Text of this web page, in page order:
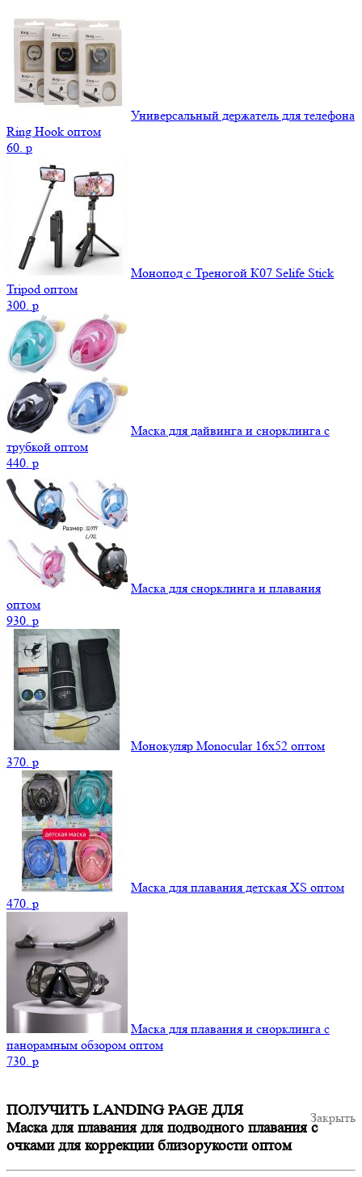
Универсальный держатель для телефона
Ring Hook оптом
60. p
Монопод с Треногой К07 Selife Stick
Tripod оптом
300. p
Маска для дайвинга и снорклинга с
трубкой оптом
440. p
Маска для снорклинга и плавания
оптом
930. p
Монокуляр Monocular 16x52 оптом
370. p
Маска для плавания детская XS оптом
470. p
Маска для плавания и снорклинга с
панорамным обзором оптом
730. p
Закрыть
ПОЛУЧИТЬ LANDING PAGE ДЛЯ
Маска для плавания для подводного плавания с
очками для коррекции близорукости оптом